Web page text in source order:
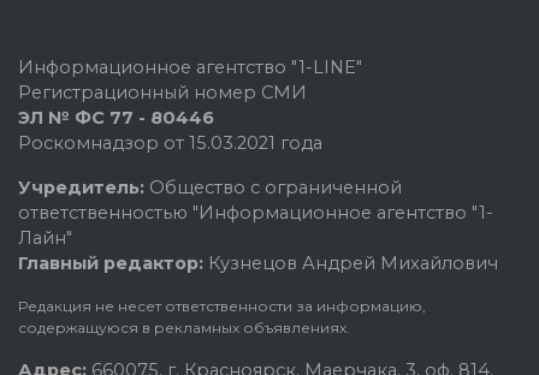
Информационное агентство "1-LINE"
Регистрационный номер СМИ
ЭЛ № ФС 77 - 80446
Роскомнадзор от 15.03.2021 года
Учредитель: Общество с ограниченной
ответственностью "Информационное агентство "1-
Лайн"
Главный редактор: Кузнецов Андрей Михайлович
Редакция не несет ответственности за информацию,
содержащуюся в рекламных объявлениях.
Адрес: 660075, г. Красноярск, Маерчака, 3, оф. 814.